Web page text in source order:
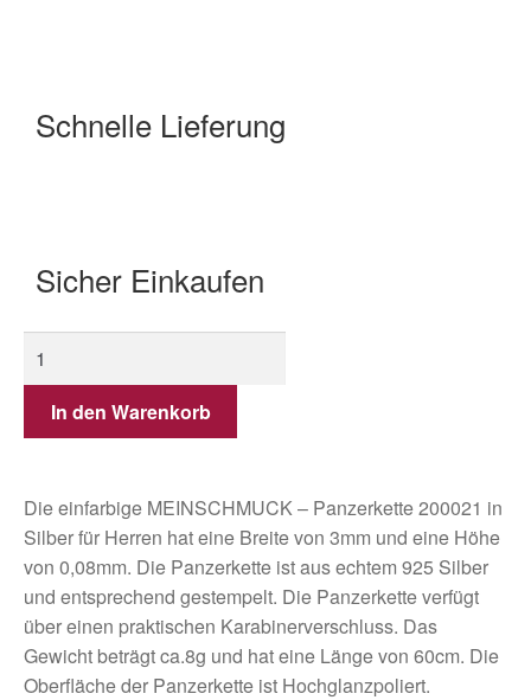
Schnelle Lieferung
Sicher Einkaufen
In den Warenkorb
Die einfarbige MEINSCHMUCK – Panzerkette 200021 in
Silber für Herren hat eine Breite von 3mm und eine Höhe
von 0,08mm. Die Panzerkette ist aus echtem 925 Silber
und entsprechend gestempelt. Die Panzerkette verfügt
über einen praktischen Karabinerverschluss. Das
Gewicht beträgt ca.8g und hat eine Länge von 60cm. Die
Oberfläche der Panzerkette ist Hochglanzpoliert.